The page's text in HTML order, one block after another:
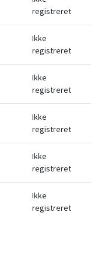
registreret
Ikke
registreret
Ikke
registreret
Ikke
registreret
Ikke
registreret
Ikke
registreret